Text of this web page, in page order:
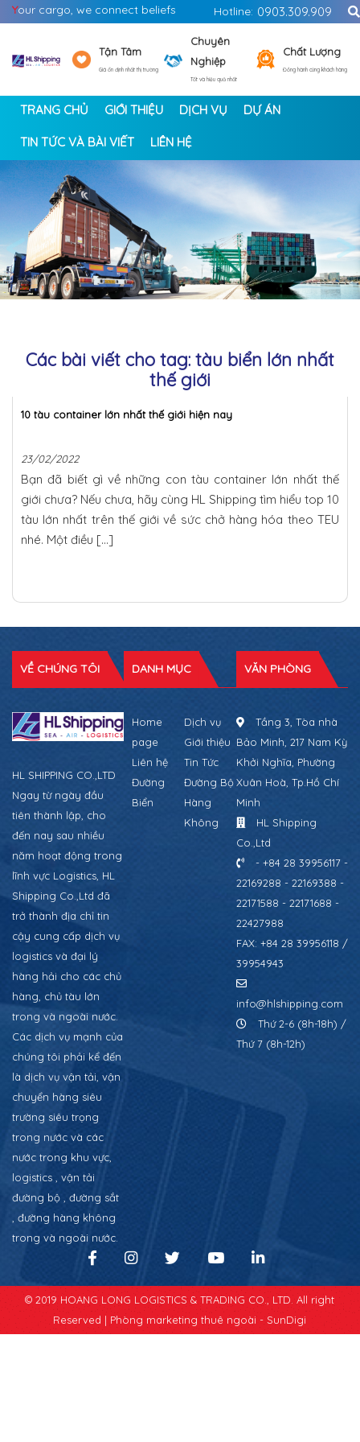
Your cargo, we connect beliefs Hotline: 0903.309.909
Tận Tâm
Giá ổn định nhất thị trường
Chuyên
Nghiệp
Tốt và hiệu quả nhất
Chất Lượng
Đồng hành cùng khách hàng
TRANG CHỦ GIỚI THIỆU DỊCH VỤ DỰ ÁN
TIN TỨC VÀ BÀI VIẾT LIÊN HỆ
< >
Các bài viết cho tag: tàu biển lớn nhất
thế giới
10 tàu container lớn nhất thế giới hiện nay
23/02/2022
Bạn đã biết gì về những con tàu container lớn nhất thế
giới chưa? Nếu chưa, hãy cùng HL Shipping tìm hiểu top 10
tàu lớn nhất trên thế giới về sức chở hàng hóa theo TEU
nhé. Một điều […]
VỀ CHÚNG TÔI
HL SHIPPING CO.,LTD
Ngay từ ngày đầu
tiên thành lập, cho
đến nay sau nhiều
năm hoạt động trong
lĩnh vực Logistics, HL
Shipping Co.,Ltd đã
trở thành địa chỉ tin
cậy cung cấp dịch vụ
logistics và đại lý
hàng hải cho các chủ
hàng, chủ tàu lớn
trong và ngoài nước.
Các dịch vụ mạnh của
chúng tôi phải kể đến
là dịch vụ vận tải, vận
chuyển hàng siêu
trường siêu trọng
trong nước và các
nước trong khu vực,
logistics , vận tải
đường bộ , đường sắt
, đường hàng không
trong và ngoài nước.
DANH MỤC
Home
page
Dịch vụ
Giới thiệu
Liên hệ
Tin Tức
Đường
Biển
Đường Bộ
Hàng
Không
VĂN PHÒNG
Tầng 3, Tòa nhà
Bảo Minh, 217 Nam Kỳ
Khởi Nghĩa, Phường
Xuân Hoà, Tp.Hồ Chí
Minh
HL Shipping
Co.,Ltd
- +84 28 39956117 -
22169288 - 22169388 -
22171588 - 22171688 -
22427988
FAX: +84 28 39956118 /
39954943
info@hlshipping.com
Thứ 2-6 (8h-18h) /
Thứ 7 (8h-12h)
© 2019 HOANG LONG LOGISTICS & TRADING CO., LTD. All right
Reserved | Phòng marketing thuê ngoài - SunDigi